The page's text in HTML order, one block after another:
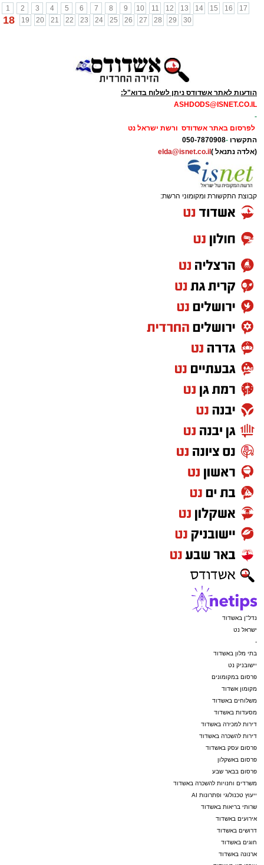
1
2 3 4 5 6 7 8 9 10 11 12 13 14 15 16 17
18 19 20 21 22 23 24 25 26 27 28 29 30
הודעות לאתר אשדודס ניתן לשלוח בדוא"ל:
ASHDODS@ISNET.CO.IL
-
לפרסום באתר אשדודס ורשת ישראל נט
התקשרו -
050-7870908
(אלדה נתנאל ) elda@isnet.co.il
קבוצת התקשורת ומקומוני הרשת:
נדל"ן באשדוד
ישראל נט
-
בתי מלון באשדוד
יישובניק נט
פרסום במקומונים
מקומון אשדוד
משלוחים באשדוד
מסעדות באשדוד
דירות למכירה באשדוד
דירות להשכרה באשדוד
פרסום עסק באשדוד
פרסום באשקלון
פרסום בבאר שבע
משרדים וחנויות להשכרה באשדוד
ייעוץ טכנולוגי ופתרונות AI
שרותי בריאות באשדוד
אירועים באשדוד
דרושים באשדוד
חוגים באשדוד
ארנונה באשדוד